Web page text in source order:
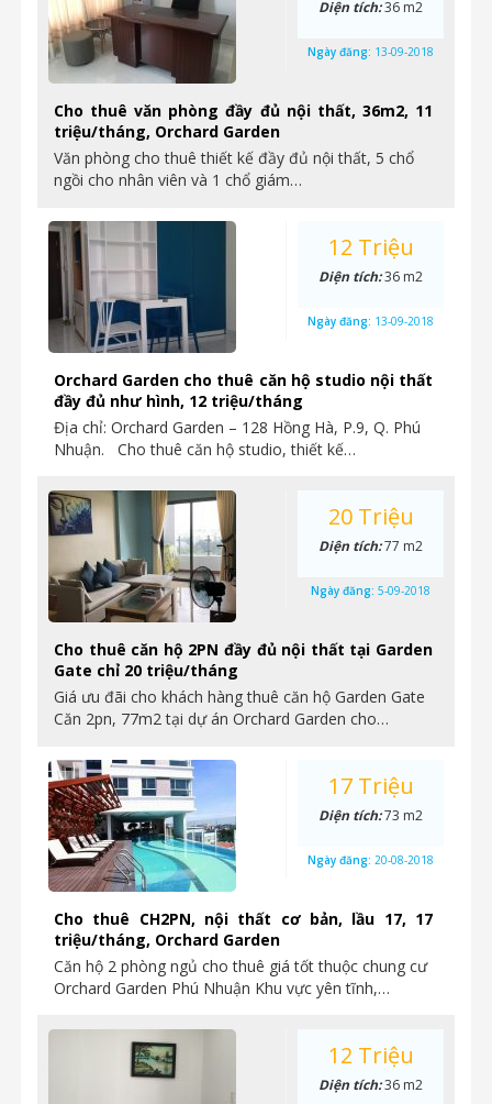
Cho thuê văn phòng đầy đủ nội thất, 36m2, 11
triệu/tháng, Orchard Garden
Văn phòng cho thuê thiết kế đầy đủ nội thất, 5 chổ
ngồi cho nhân viên và 1 chổ giám…
Diện tích:36 m2
Ngày đăng: 13-09-2018
Orchard Garden cho thuê căn hộ studio nội thất
đầy đủ như hình, 12 triệu/tháng
Địa chỉ: Orchard Garden – 128 Hồng Hà, P.9, Q. Phú
Nhuận. Cho thuê căn hộ studio, thiết kế…
12 Triệu
Diện tích:36 m2
Ngày đăng: 13-09-2018
Cho thuê căn hộ 2PN đầy đủ nội thất tại Garden
Gate chỉ 20 triệu/tháng
Giá ưu đãi cho khách hàng thuê căn hộ Garden Gate
Căn 2pn, 77m2 tại dự án Orchard Garden cho…
20 Triệu
Diện tích:77 m2
Ngày đăng: 5-09-2018
Cho thuê CH2PN, nội thất cơ bản, lầu 17, 17
triệu/tháng, Orchard Garden
Căn hộ 2 phòng ngủ cho thuê giá tốt thuộc chung cư
Orchard Garden Phú Nhuận Khu vực yên tĩnh,…
17 Triệu
Diện tích:73 m2
Ngày đăng: 20-08-2018
12 Triệu
Diện tích:36 m2